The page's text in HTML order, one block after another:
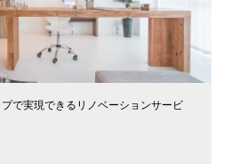
で実現できるリノベーションサービ